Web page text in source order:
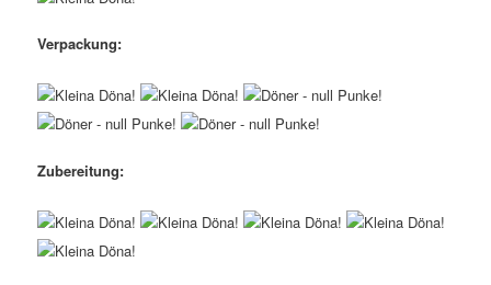
Verpackung:
Zubereitung: